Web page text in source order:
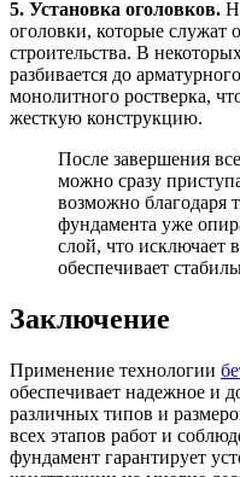
5. Установка оголовков.
оголовки, которые служат
строительства. В
разбивается до
монолитного ростверка,
жесткую конструкцию.
После завершения
можно сразу
возможно благодаря
фундамента уже
слой, что исключает
обеспечивает
Заключение
Применение технологии
обеспечивает надежное и
различных типов и
всех этапов работ и
фундамент гарантирует